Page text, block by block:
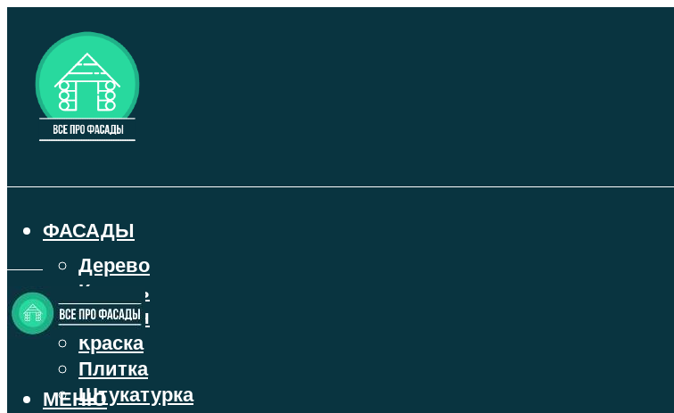
ФАСАДЫ
Дерево
Камень
Кирпич
Краска
Плитка
Штукатурка
МЕНЮ